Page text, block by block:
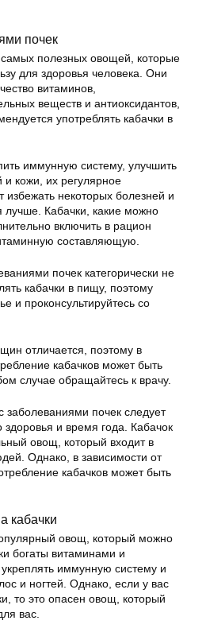
почек
полезных овощей, которые
для здоровья человека. Они
витаминов,
веществ и антиоксидантов,
употреблять кабачки в
иммунную систему, улучшить
и кожи, их регулярное
избежать некоторых болезней и
лучше. Кабачки, какие можно
включить в рацион
составляющую.
почек категорически не
кабачки в пищу, поэтому
и проконсультируйтесь со
отличается, поэтому в
кабачков может быть
случае обращайтесь к врачу.
заболеваниями почек следует
здоровья и время года. Кабачок
овощ, который входит в
Однако, в зависимости от
кабачков может быть
кабачки
овощ, который можно
богаты витаминами и
иммунную систему и
и ногтей. Однако, если у вас
то это опасен овощ, который
вас.